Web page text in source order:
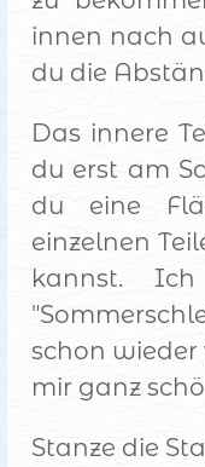
innen nach
du die
Das innere
du erst am
du eine
einzelnen
kannst.
schon wieder
mir ganz
Stanze die